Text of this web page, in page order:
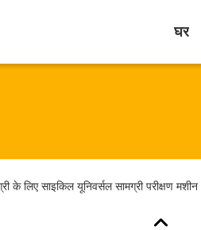
घर
के लिए साइकिल यूनिवर्सल सामग्री परीक्षण मशीन